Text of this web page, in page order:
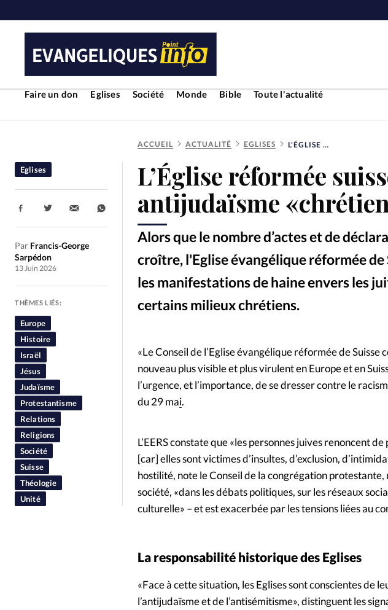
Faire un don Eglises Société Monde Bible
Toute l'actualité
RUBRIQUES
Toute l'actualité Bible
Culture
Economie
Eglises
Liberté religieuse
Mission
Monde
People
Politique Religions
ACCUEIL ACTUALITÉ EGLISES L’ÉGLISE RÉFORMÉE SUISSE REJETTE TOUT ANTIJUDAÏSME «CHRÉTIEN»
L’Église réformée
antijudaïsme
Alors que le nombre d’actes et de
croître, l'Eglise évangélique réformée
les manifestations de haine envers les
certains milieux chrétiens.
Eglises
Par Francis-George
Sarpédon
13 Juin 2026
Partager:
THÈMES LIÉS:
Europe
Histoire
Israël
Jésus
Judaïsme
Protestantisme
Relations
Religions
Société
Suisse
Théologie
Unité
«Le Conseil de l’Eglise évangélique réformée de
nouveau plus visible et plus virulent en Europe et en
l’urgence, et l’importance, de se dresser contre le
du 29 mai.
L’EERS constate que «les personnes juives renoncent
[car] elles sont victimes d’insultes, d’exclusion,
hostilité, note le Conseil de la congrégation
société, «dans les débats politiques, sur les réseaux
culturelle» – et est exacerbée par les tensions liées au
La responsabilité historique des Eglises
«Face à cette situation, les Eglises sont conscientes de
l’antijudaïsme et de l’antisémitisme», distinguent les